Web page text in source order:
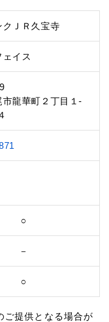
クＪＲ久宝寺
イス
龍華町２丁目１‐
○
－
○
ご提供となる場合が